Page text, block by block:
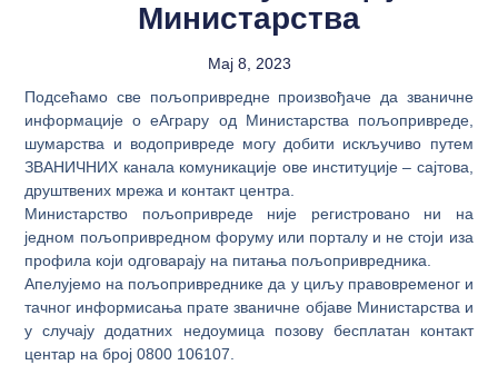
Министарства
Maj 8, 2023
Подсећамо све пољопривредне произвођаче да званичне
информације о еАграру од Министарства пољопривреде,
шумарства и водопривреде могу добити искључиво путем
ЗВАНИЧНИХ канала комуникације ове институције – сајтова,
друштвених мрежа и контакт центра.
Министарство пољопривреде није регистровано ни на
једном пољопривредном форуму или порталу и не стоји иза
профила који одговарају на питања пољопривредника.
Апелујемо на пољопривреднике да у циљу правовременог и
тачног информисања прате званичне објаве Министарства и
у случају додатних недоумица позову бесплатан контакт
центар на број 0800 106107.